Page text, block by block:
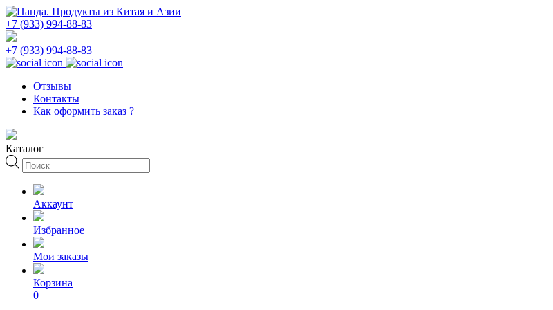
+7 (933) 994-88-83
+7 (933) 994-88-83
Отзывы
Контакты
Как оформить заказ ?
Каталог
Поиск
товаров
Аккаунт
Избранное
Мои заказы
Корзина
0